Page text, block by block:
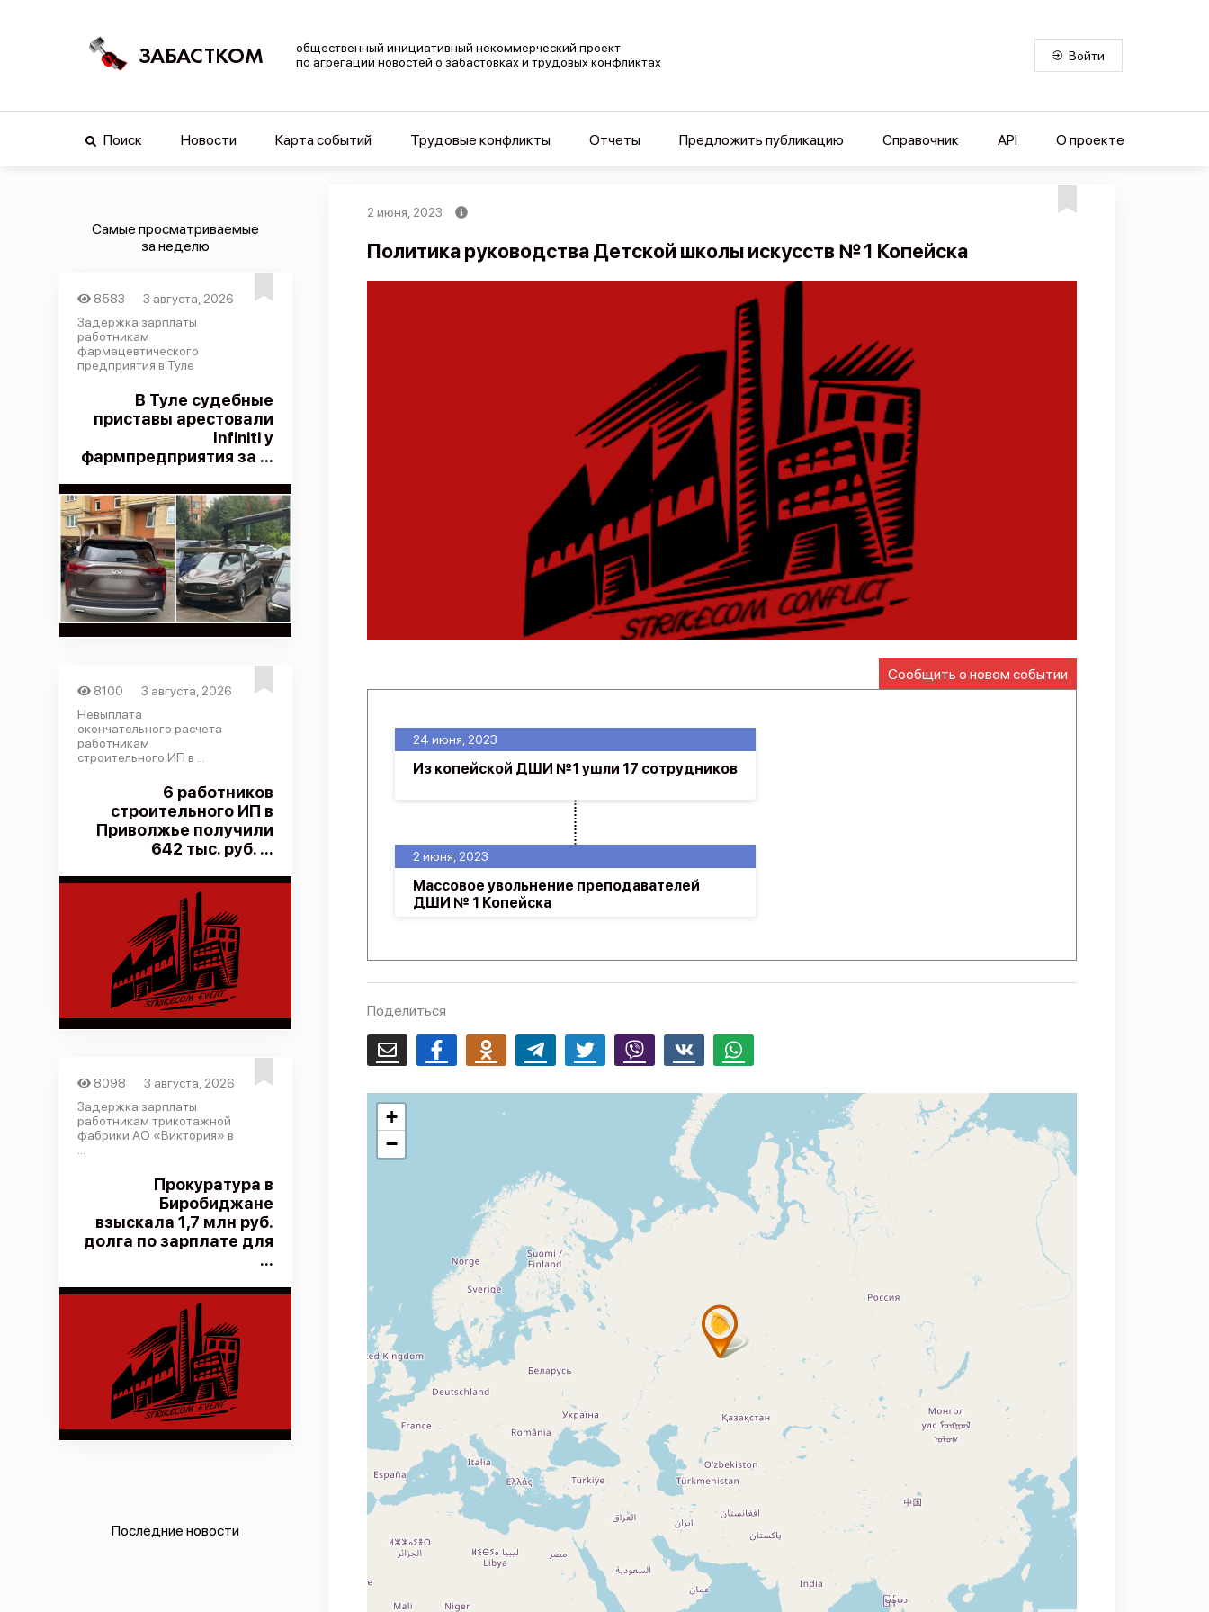
ЗАБАСТКОМ
общественный инициативный некоммерческий проект
по агрегации новостей о забастовках и трудовых конфликтах
Войти
Поиск Новости Карта событий Трудовые конфликты Отчеты Предложить публикацию Справочник API О проекте
Самые просматриваемые
за неделю
8583
3 августа, 2026
Задержка зарплаты
работникам
фармацевтического
предприятия в Туле
В Туле судебные
приставы арестовали
Infiniti у
фармпредприятия за ...
8100
3 августа, 2026
Невыплата
окончательного расчета
работникам
строительного ИП в ...
6 работников
строительного ИП в
Приволжье получили
642 тыс. руб. ...
8098
3 августа, 2026
Задержка зарплаты
работникам трикотажной
фабрики АО «Виктория» в
Прокуратура в
Биробиджане
взыскала 1,7 млн руб.
долга по зарплате для
...
Последние новости
2 июня, 2023
Политика руководства Детской школы искусств № 1 Копейска
Сообщить о новом событии
2 июня, 2023
Массовое увольнение преподавателей
ДШИ № 1 Копейска
24 июня, 2023
Из копейской ДШИ №1 ушли 17 сотрудников
Поделиться
Email FacebookOdnoklassnikiTelegram Twitter Viber Whatsapp
+
−